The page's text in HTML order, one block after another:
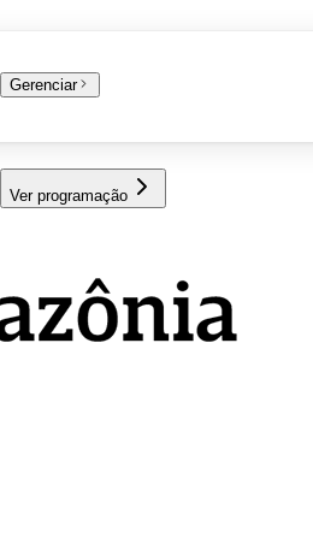
Gerenciar
Ver programação